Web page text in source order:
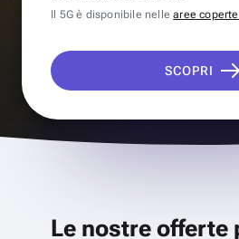
Il 5G è disponibile nellearee
SCOPRI
Le nostre offerte